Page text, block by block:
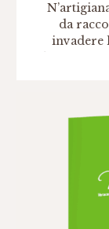
da
invadere
Blanche